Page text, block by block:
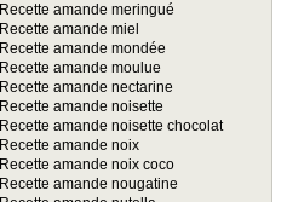
Recette amande meringué
Recette amande miel
Recette amande mondée
Recette amande moulue
Recette amande nectarine
Recette amande noisette
Recette amande noisette chocolat
Recette amande noix
Recette amande noix coco
Recette amande nougatine